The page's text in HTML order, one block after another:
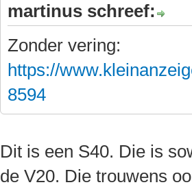
martinus schreef:
Zonder vering:
https://
8594
Dit is een S40. Die is
de V20. Die trouwens